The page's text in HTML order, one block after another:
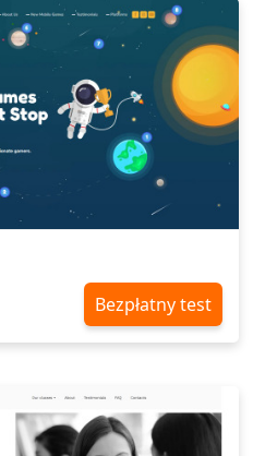
Bezpłatny test